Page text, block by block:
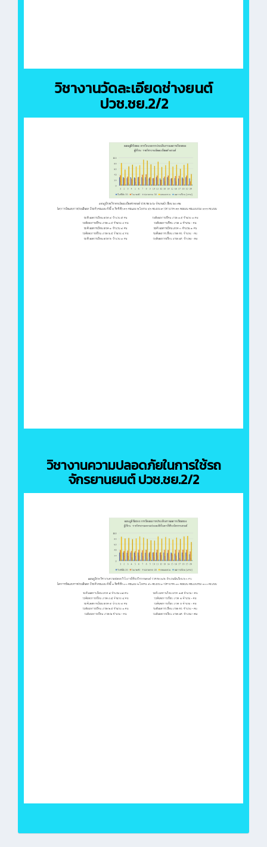
วิชางานวัดละเอียดช่างยนต์
ปวช.ชย.2/2
วิชางานความปลอดภัยในการใช้รถ
จักรยานยนต์ ปวช.ชย.2/2